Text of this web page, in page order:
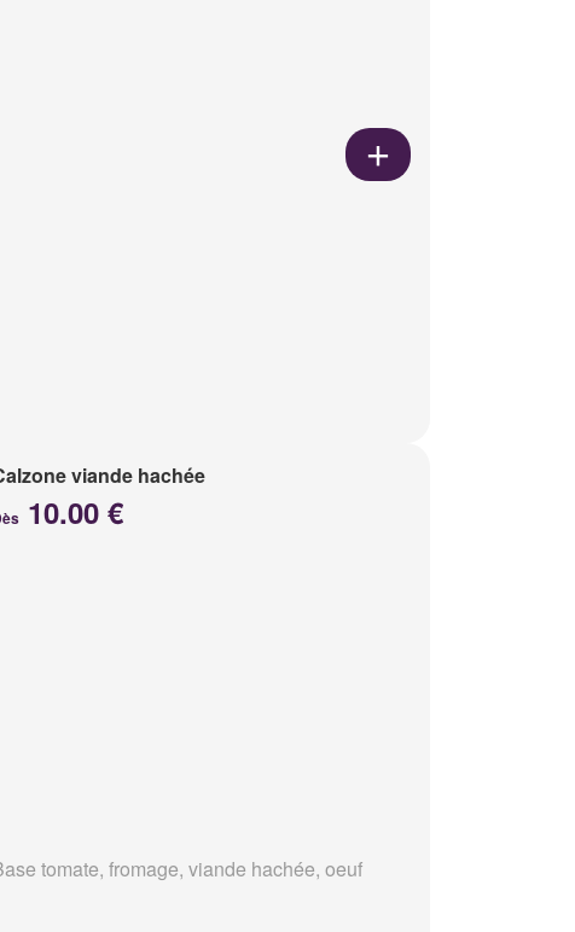
viande hachée
10.00 €
tomate, fromage, viande hachée, oeuf